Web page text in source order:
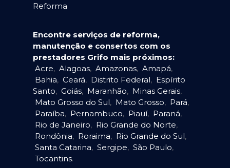
Reforma
Encontre serviços de reforma,
manutenção e consertos com os
prestadores Grifo mais próximos:
Acre, Alagoas, Amazonas, Amapá,
Bahia, Ceará, Distrito Federal, Espírito
Santo, Goiás, Maranhão, Minas Gerais,
Mato Grosso do Sul, Mato Grosso, Pará,
Paraíba, Pernambuco, Piauí, Paraná,
Rio de Janeiro, Rio Grande do Norte,
Rondônia, Roraima, Rio Grande do Sul,
Santa Catarina, Sergipe, São Paulo,
Tocantins.